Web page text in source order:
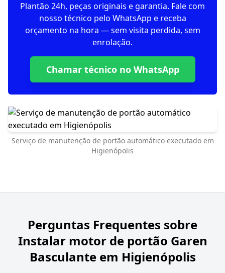
Plantão 24h, peças originais e garantia. Fale com
nosso técnico pelo WhatsApp e receba
orçamento na hora — sem visita perdida, sem
enrolação.
Chamar técnico no WhatsApp
Serviço de manutenção de portão automático executado em
Higienópolis
Perguntas Frequentes sobre
Instalar motor de portão Garen
Basculante em Higienópolis